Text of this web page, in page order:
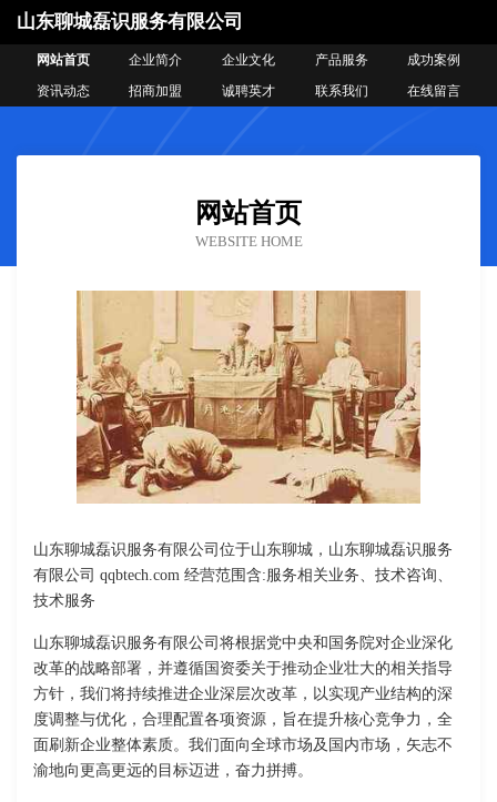
山东聊城磊识服务有限公司
网站首页 企业简介 企业文化 产品服务
成功案例
资讯动态
招商加盟 诚聘英才 联系我们 在线留言
网站首页
WEBSITE HOME
山东聊城磊识服务有限公司位于山东聊城，山东聊城磊识服务
有限公司 qqbtech.com 经营范围含:服务相关业务、技术咨询、
技术服务
山东聊城磊识服务有限公司将根据党中央和国务院对企业深化
改革的战略部署，并遵循国资委关于推动企业壮大的相关指导
方针，我们将持续推进企业深层次改革，以实现产业结构的深
度调整与优化，合理配置各项资源，旨在提升核心竞争力，全
面刷新企业整体素质。我们面向全球市场及国内市场，矢志不
渝地向更高更远的目标迈进，奋力拼搏。